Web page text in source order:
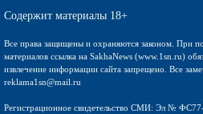
Содержит материалы 18+
Все права защищены и охраняются законом. При
материалов ссылка на SakhaNews (www.1sn.ru)
извлечение информации сайта запрещено. Все
reklama1sn@mail.ru
Регистрационное свидетельство СМИ: Эл №